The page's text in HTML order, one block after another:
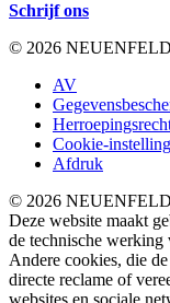
Schrijf ons
© 2026
AV
Cookie-
Afdruk
© 2026
Deze website maakt
de technische werking
Andere cookies, die
directe reclame of